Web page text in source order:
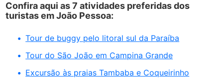
Confira aqui as 7 atividades preferidas dos
turistas em João Pessoa:
Tour de buggy pelo litoral sul da Paraíba
Tour do São João em Campina Grande
Excursão às praias Tambaba e Coqueirinho